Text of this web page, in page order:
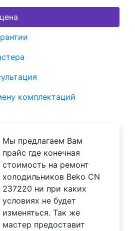
комплектаций
Мы предлагаем Вам
прайс где конечная
стоимость на ремонт
холодильников Beko CN
237220 ни при каких
условиях не будет
изменяться. Так же
мастер предоставит